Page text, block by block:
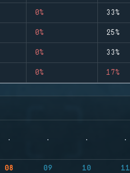
0% 33%
0% 25%
0% 33%
0% 17%
08 09 10 11